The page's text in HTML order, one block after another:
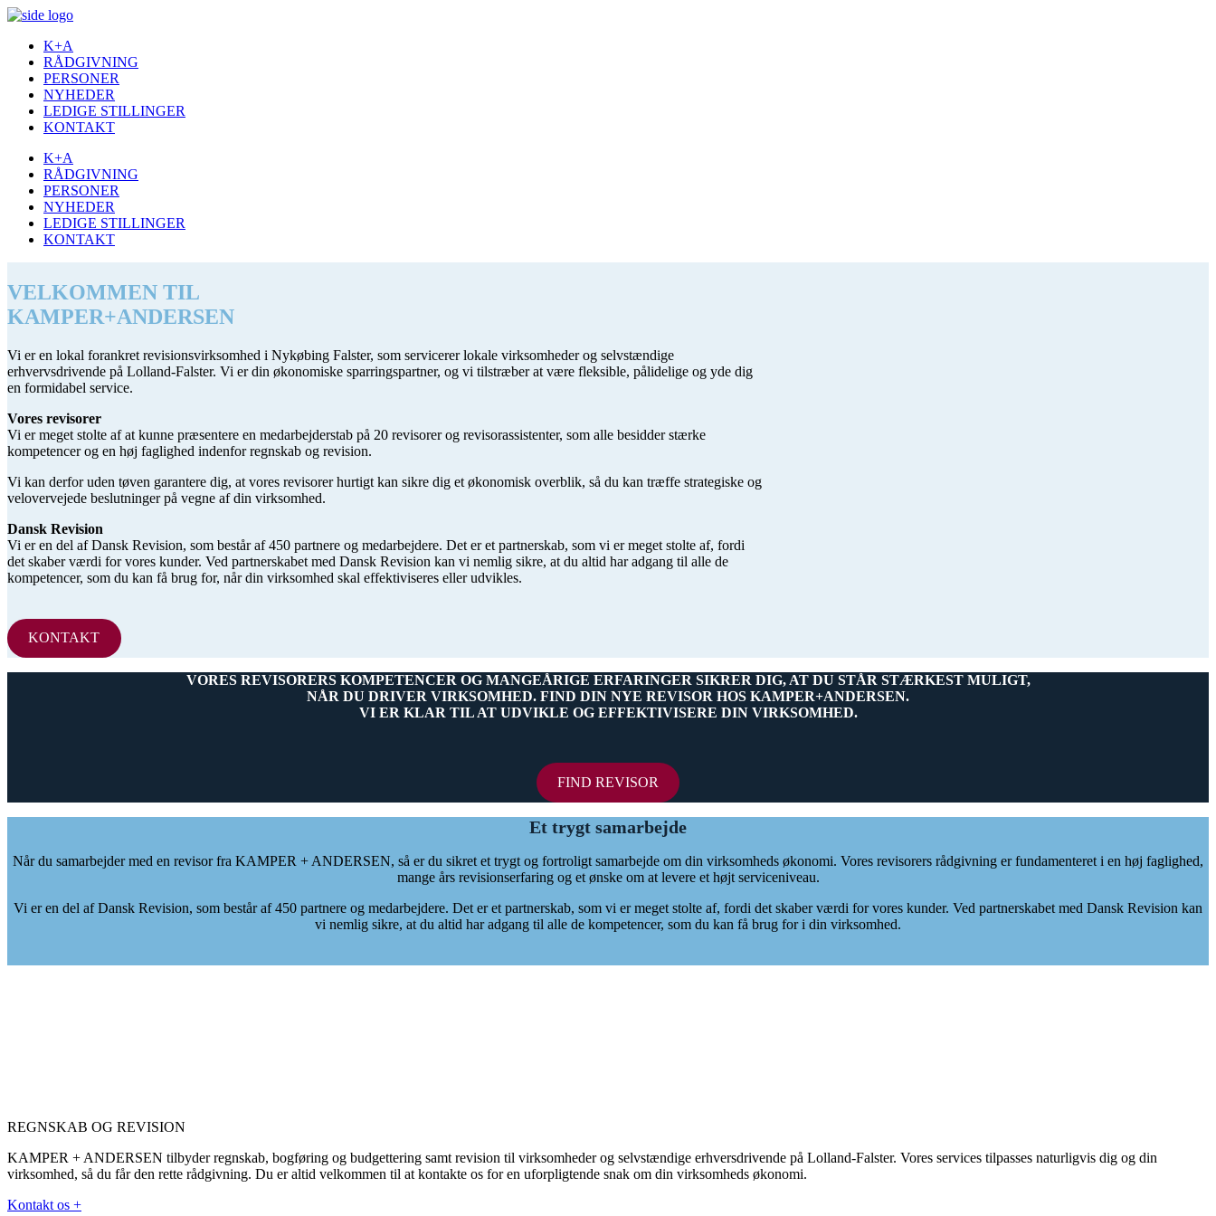
K+A
RÅDGIVNING
PERSONER
NYHEDER
LEDIGE STILLINGER
KONTAKT
K+A
RÅDGIVNING
PERSONER
NYHEDER
LEDIGE STILLINGER
KONTAKT
VELKOMMEN TIL
KAMPER+ANDERSEN
Vi er en lokal forankret revisionsvirksomhed i Nykøbing Falster, som servicerer lokale virksomheder og selvstændige
erhvervsdrivende på Lolland-Falster. Vi er din økonomiske sparringspartner, og vi tilstræber at være fleksible, pålidelige og yde dig
en formidabel service.
Vores revisorer
Vi er meget stolte af at kunne præsentere en medarbejderstab på 20 revisorer og revisorassistenter, som alle besidder stærke
kompetencer og en høj faglighed indenfor regnskab og revision.
Vi kan derfor uden tøven garantere dig, at vores revisorer hurtigt kan sikre dig et økonomisk overblik, så du kan træffe strategiske og
velovervejede beslutninger på vegne af din virksomhed.
Dansk Revision
Vi er en del af Dansk Revision, som består af 450 partnere og medarbejdere. Det er et partnerskab, som vi er meget stolte af, fordi
det skaber værdi for vores kunder. Ved partnerskabet med Dansk Revision kan vi nemlig sikre, at du altid har adgang til alle de
kompetencer, som du kan få brug for, når din virksomhed skal effektiviseres eller udvikles.
KONTAKT
VORES REVISORERS KOMPETENCER OG MANGEÅRIGE ERFARINGER SIKRER DIG, AT DU STÅR STÆRKEST MULIGT,
NÅR DU DRIVER VIRKSOMHED. FIND DIN NYE REVISOR HOS KAMPER+ANDERSEN.
VI ER KLAR TIL AT UDVIKLE OG EFFEKTIVISERE DIN VIRKSOMHED.
FIND REVISOR
Et trygt samarbejde
Når du samarbejder med en revisor fra KAMPER + ANDERSEN, så er du sikret et trygt og fortroligt samarbejde om din virksomheds økonomi. Vores revisorers rådgivning er fundamenteret i en høj faglighed,
mange års revisionserfaring og et ønske om at levere et højt serviceniveau.
Vi er en del af Dansk Revision, som består af 450 partnere og medarbejdere. Det er et partnerskab, som vi er meget stolte af, fordi det skaber værdi for vores kunder. Ved partnerskabet med Dansk Revision kan
vi nemlig sikre, at du altid har adgang til alle de kompetencer, som du kan få brug for i din virksomhed.
REGNSKAB OG REVISION
KAMPER + ANDERSEN tilbyder regnskab, bogføring og budgettering samt revision til virksomheder og selvstændige erhversdrivende på Lolland-Falster. Vores services tilpasses naturligvis dig og din
virksomhed, så du får den rette rådgivning. Du er altid velkommen til at kontakte os for en uforpligtende snak om din virksomheds økonomi.
Kontakt os +